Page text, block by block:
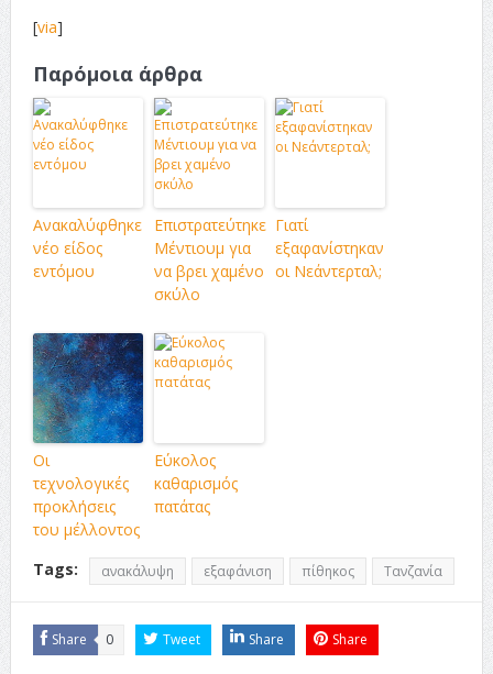
[via]
Παρόμοια άρθρα
Ανακαλύφθηκε
νέο είδος
εντόμου
Επιστρατεύτηκε
Μέντιουμ για
να βρει χαμένο
σκύλο
Γιατί
εξαφανίστηκαν
οι Νεάντερταλ;
Οι
τεχνολογικές
προκλήσεις
του μέλλοντος
Εύκολος
καθαρισμός
πατάτας
Tags: ανακάλυψη εξαφάνιση πίθηκος Τανζανία
Share 0 Tweet Share Share